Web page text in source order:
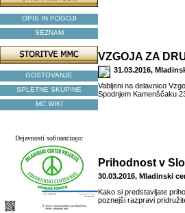
OPIS IN POGOJI
SEZNAM
GOSTOVANJE
SPLETNE SKUPINE
MC WIKI
Dejavnosti sofinancirajo:
VZGOJA ZA
31.03.2016,
Vabljeni na delavnico
Spodnjem Kamenščaku
Prihodnost v
30.03.2016, Mladinski
Kako si predstavljate
poznejši razpravi